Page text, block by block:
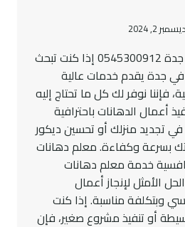
ديسمبر 2, 2024
رقم معلم دهانات في جدة 0545300912 إذا كنت تبحث
جدة يقدم خدمات عالية
فإننا نوفر لك كل ما تحتاج إليه
أعمال الدهانات باحترافية
تجديد منزلك أو تحسين ديكور
بسرعة وكفاءة. معلم دهانات
خدمة معلم دهانات
الأمثل لإنجاز أعمال
وبتكلفة مناسبة. إذا كنت
أو تنفيذ مشروع صغير، فإن